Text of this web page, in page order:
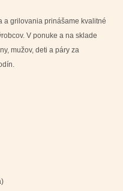
a grilovania prinášame kvalitné
V ponuke a na sklade
mužov, deti a páry za